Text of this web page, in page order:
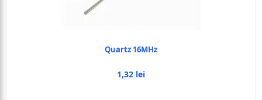
Quartz 16MHz
1,32 lei